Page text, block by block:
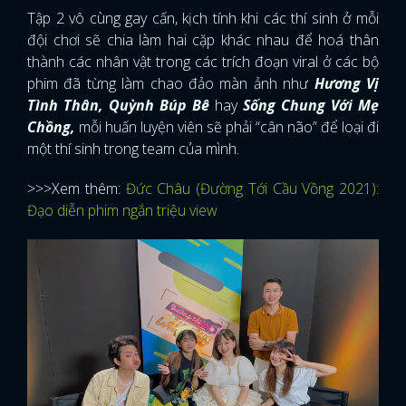
Tập 2 vô cùng gay cấn, kịch tính khi các thí sinh ở mỗi
đội chơi sẽ chia làm hai cặp khác nhau để hoá thân
thành các nhân vật trong các trích đoạn viral ở các bộ
phim đã từng làm chao đảo màn ảnh như Hương Vị
Tình Thân, Quỳnh Búp Bê hay Sống Chung Với Mẹ
Chồng, mỗi huấn luyện viên sẽ phải “cân não” để loại đi
một thí sinh trong team của mình.
>>>Xem thêm: Đức Châu (Đường Tới Cầu Vồng 2021):
Đạo diễn phim ngắn triệu view